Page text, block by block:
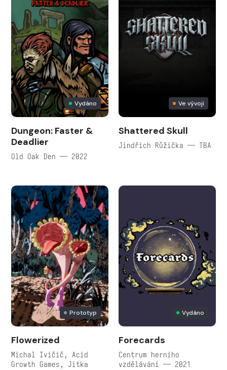
Vydáno
Dungeon: Faster &
Deadlier
Old Oak Den — 2022
Ve vývoji
Shattered Skull
Jindřich Růžička — TBA
Prototyp
Flowerized
Michal Ivičič, Acid
Growth Games, Jitka
Vydáno
Forecards
Centrum herního
vzdělávání — 2021